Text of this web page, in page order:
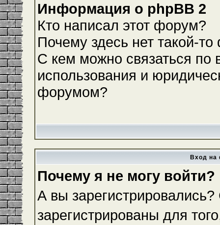
Информация о phpBB 2
Кто написал этот форум?
Почему здесь нет такой-
С кем можно связаться по
использования и
форумом?
Вход на
Почему я не могу войти?
А вы
зарегистрированы для